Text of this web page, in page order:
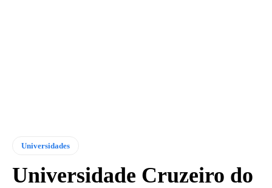
Universidades
Universidade Cruzeiro do